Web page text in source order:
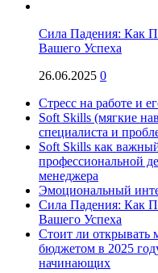
Сила Падения: Как
Вашего Успеха
26.06.2025 0
Стресс на работе и
Soft Skills (мягкие
специалиста и
Soft Skills как
профессиональной
менеджера
Эмоциональный
Сила Падения: Как
Вашего Успеха
Стоит ли открывать
бюджетом в 2025
начинающих